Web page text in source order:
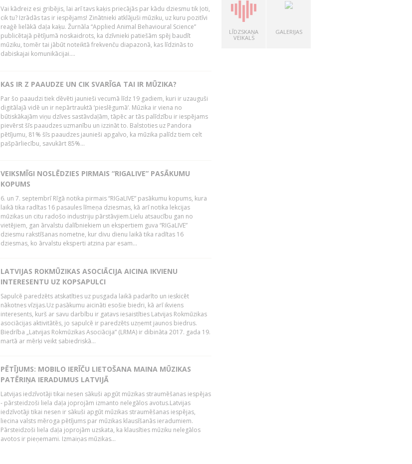
Vai kādreiz esi gribējis, lai arī tavs kaķis priecājās par kādu dziesmu tik ļoti,
cik tu? Izrādās tas ir iespējams! Zinātnieki atklājuši mūziku, uz kuru pozitīvi
reaģē lielākā daļa kaķu. Žurnāla “Applied Animal Behavioural Science”
publicētajā pētījumā noskaidrots, ka dzīvnieki patiešām spēj baudīt
mūziku, tomēr tai jābūt noteiktā frekvenču diapazonā, kas līdzinās to
dabiskajai komunikācijai....
KAS IR Z PAAUDZE UN CIK SVARĪGA TAI IR MŪZIKA?
Par šo paaudzi tiek dēvēti jaunieši vecumā līdz 19 gadiem, kuri ir uzauguši
digitālajā vidē un ir nepārtrauktā ‘pieslēgumā’. Mūzika ir viena no
būtiskākajām viņu dzīves sastāvdaļām, tāpēc ar tās palīdzību ir iespējams
pievērst šīs paaudzes uzmanību un izzināt to. Balstoties uz Pandora
pētījumu, 81% šīs paaudzes jaunieši apgalvo, ka mūzika palīdz tiem celt
pašpārliecību, savukārt 85%...
VEIKSMĪGI NOSLĒDZIES PIRMAIS “RIGALIVE” PASĀKUMU
KOPUMS
6. un 7. septembrī Rīgā notika pirmais “RIGaLIVE” pasākumu kopums, kura
laikā tika radītas 16 pasaules līmeņa dziesmas, kā arī notika lekcijas
mūzikas un citu radošo industriju pārstāvjiem.Lielu atsaucību gan no
vietējiem, gan ārvalstu dalībniekiem un ekspertiem guva “RIGaLIVE”
dziesmu rakstīšanas nometne, kur divu dienu laikā tika radītas 16
dziesmas, ko ārvalstu eksperti atzina par esam...
LATVIJAS ROKMŪZIKAS ASOCIĀCIJA AICINA IKVIENU
INTERESENTU UZ KOPSAPULCI
Sapulcē paredzēts atskatīties uz pusgada laikā padarīto un ieskicēt
nākotnes vīzijas.Uz pasākumu aicināti esošie biedri, kā arī ikviens
interesents, kurš ar savu darbību ir gatavs iesaistīties Latvijas Rokmūzikas
asociācijas aktivitātēs, jo sapulcē ir paredzēts uzņemt jaunos biedrus.
Biedrība „Latvijas Rokmūzikas Asociācija” (LRMA) ir dibināta 2017. gada 19.
martā ar mērķi veikt sabiedriskā...
PĒTĪJUMS: MOBILO IERĪČU LIETOŠANA MAINA MŪZIKAS
PATĒRIŅA IERADUMUS LATVIJĀ
Latvijas iedzīvotāji tikai nesen sākuši apgūt mūzikas straumēšanas iespējas
- pārsteidzoši liela daļa joprojām izmanto nelegālos avotus.Latvijas
iedzīvotāji tikai nesen ir sākuši apgūt mūzikas straumēšanas iespējas,
liecina valsts mēroga pētījums par mūzikas klausīšanās ieradumiem.
Pārsteidzoši liela daļa joprojām uzskata, ka klausīties mūziku nelegālos
avotos ir pieņemami. Izmaiņas mūzikas...
LĪDZSKAŅA
VEIKALS
GALERIJAS